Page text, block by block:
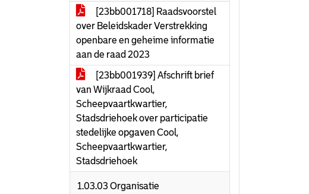
[23bb001718] Raadsvoorstel
over Beleidskader Verstrekking
openbare en geheime informatie
aan de raad 2023
[23bb001939] Afschrift brief
van Wijkraad Cool,
Scheepvaartkwartier,
Stadsdriehoek over participatie
stedelijke opgaven Cool,
Scheepvaartkwartier,
Stadsdriehoek
1.03.03 Organisatie